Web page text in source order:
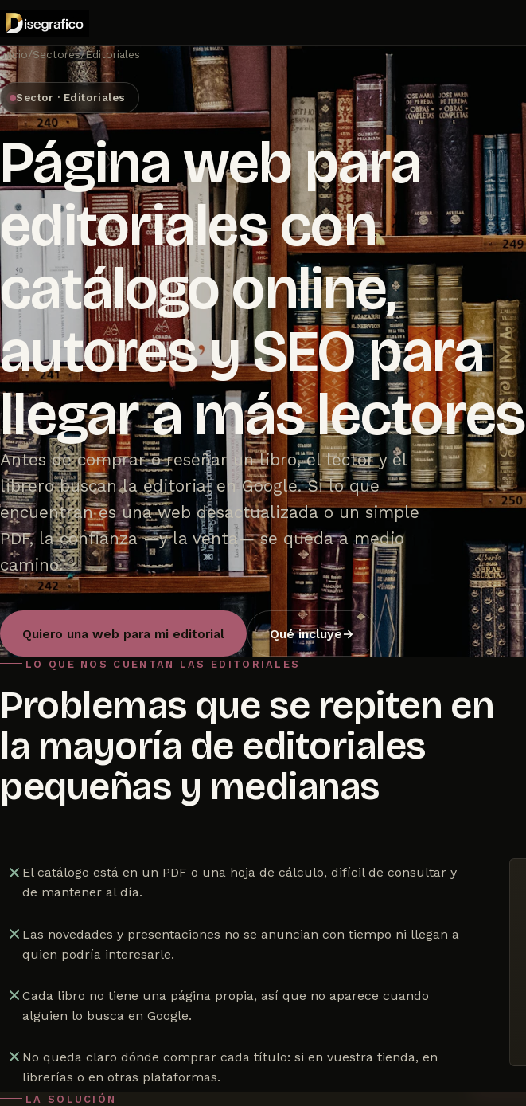
Inicio/Sectores/Editoriales
Sector · Editoriales
Página web para
editoriales con
catálogo online,
autores y SEO para
llegar a más lectores
Antes de comprar o reseñar un libro, el lector y el
librero buscan la editorial en Google. Si lo que
encuentran es una web desactualizada o un simple
PDF, la confianza —y la venta— se queda a medio
camino.
Quiero una web para mi editorial Qué incluye→
LO QUE NOS CUENTAN LAS EDITORIALES
Problemas que se repiten en
la mayoría de editoriales
pequeñas y medianas
El catálogo está en un PDF o una hoja de cálculo, difícil de consultar y
de mantener al día.
Las novedades y presentaciones no se anuncian con tiempo ni llegan a
quien podría interesarle.
Cada libro no tiene una página propia, así que no aparece cuando
alguien lo busca en Google.
No queda claro dónde comprar cada título: si en vuestra tienda, en
librerías o en otras plataformas.
LA SOLUCIÓN